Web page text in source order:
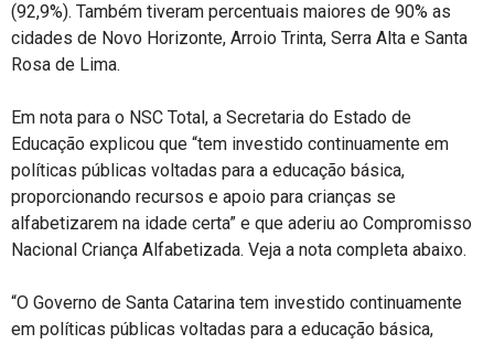
(92,9%). Também tiveram percentuais maiores de 90% as
cidades de Novo Horizonte, Arroio Trinta, Serra Alta e Santa
Rosa de Lima.
Em nota para o NSC Total, a Secretaria do Estado de
Educação explicou que “tem investido continuamente em
políticas públicas voltadas para a educação básica,
proporcionando recursos e apoio para crianças se
alfabetizarem na idade certa” e que aderiu ao Compromisso
Nacional Criança Alfabetizada. Veja a nota completa abaixo.
“O Governo de Santa Catarina tem investido continuamente
em políticas públicas voltadas para a educação básica,